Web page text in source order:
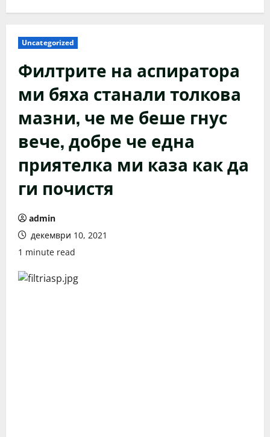
Uncategorized
Филтрите на аспиратора
ми бяха станали толкова
мазни, че ме беше гнус
вече, добре че една
приятелка ми каза как да
ги почистя
admin
декември 10, 2021
1 minute read